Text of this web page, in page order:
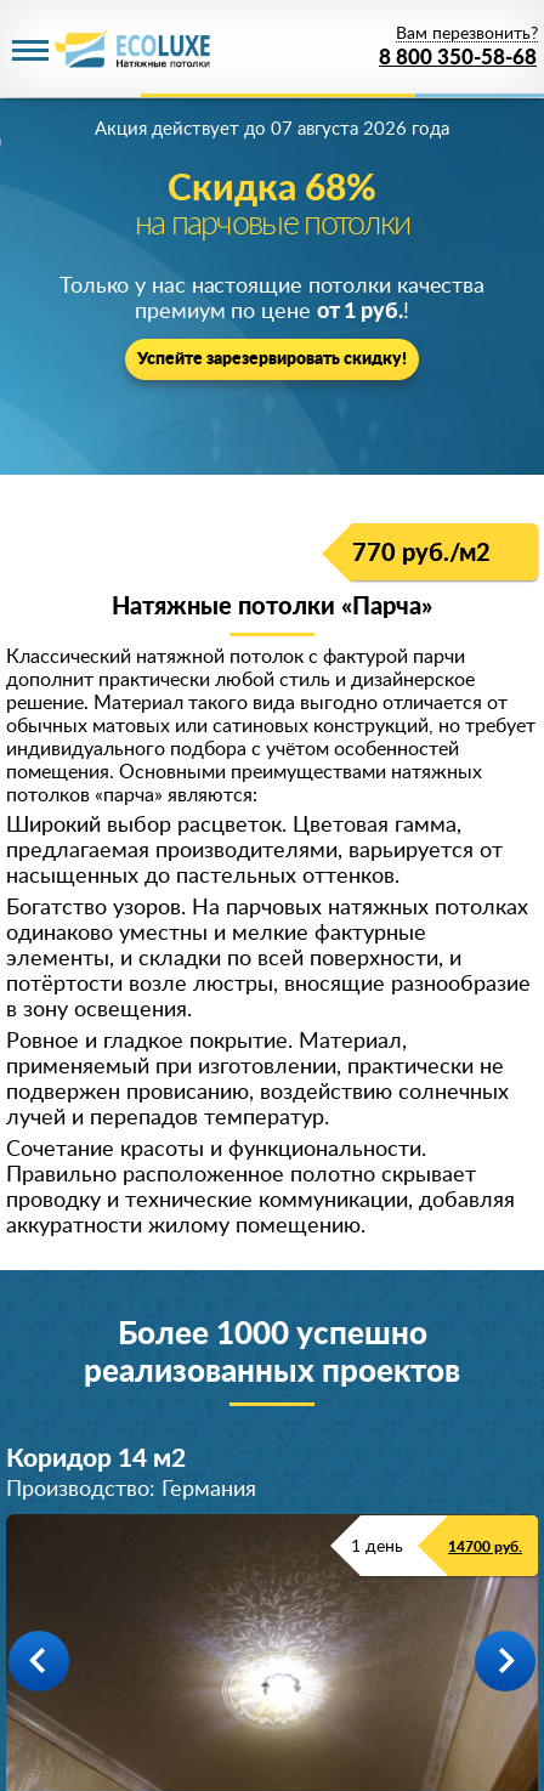
8 800 350-58-68
Вам перезвонить?
Скидка 68%
на парчовые потолки
Акция действует до 07 августа 2026 года
Только у нас настоящие потолки качества
премиум по цене от 1 руб.!
Успейте зарезервировать скидку!
770 руб./м2
Натяжные потолки «Парча»
Классический натяжной потолок с фактурой парчи
дополнит практически любой стиль и дизайнерское
решение. Материал такого вида выгодно отличается от
обычных матовых или сатиновых конструкций, но требует
индивидуального подбора с учётом особенностей
помещения. Основными преимуществами натяжных
потолков «парча» являются:
Широкий выбор расцветок. Цветовая гамма,
предлагаемая производителями, варьируется от
насыщенных до пастельных оттенков.
Богатство узоров. На парчовых натяжных потолках
одинаково уместны и мелкие фактурные
элементы, и складки по всей поверхности, и
потёртости возле люстры, вносящие разнообразие
в зону освещения.
Ровное и гладкое покрытие. Материал,
применяемый при изготовлении, практически не
подвержен провисанию, воздействию солнечных
лучей и перепадов температур.
Сочетание красоты и функциональности.
Правильно расположенное полотно скрывает
проводку и технические коммуникации, добавляя
аккуратности жилому помещению.
Более 1000 успешно
реализованных проектов
Коридор 14 м2
Производство: Германия
1 день 14700 руб.
Производство: Германия
15900 руб.
Производство: Германия
14800 руб.